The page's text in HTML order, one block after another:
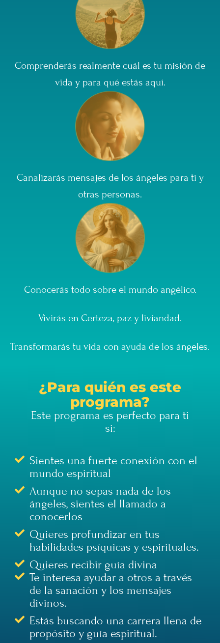
Comprenderás realmente cuál es tu misión de
vida y para qué estás aquí.
Canalizarás mensajes de los ángeles para ti y
otras personas.
Conocerás todo sobre el mundo angélico.
Vivirás en Certeza, paz y liviandad.
Transformarás tu vida con ayuda de los ángeles.
¿Para quién es este
programa?
Este programa es perfecto para ti
si:
Sientes una fuerte conexión con el
mundo espiritual
Aunque no sepas nada de los
ángeles, sientes el llamado a
conocerlos
Quieres profundizar en tus
habilidades psíquicas y espirituales.
Quieres recibir guía divina
Te interesa ayudar a otros a través
de la sanación y los mensajes
divinos.
Estás buscando una carrera llena de
propósito y guía espiritual.